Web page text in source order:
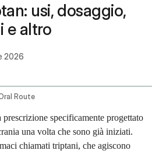
usi, dosaggio,
e altro
2026
Route
specificamente progettato
una volta che sono già iniziati.
chiamati triptani, che agiscono